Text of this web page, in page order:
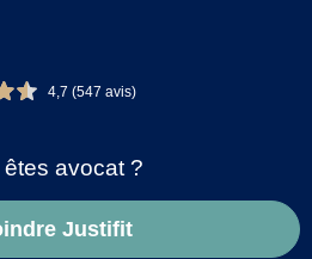
4,7 (547 avis)
avocat ?
Justifit